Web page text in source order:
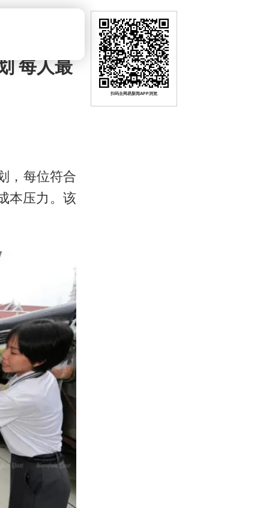
每人最
，每位符合
本压力。该
扫码去网易新闻APP浏览